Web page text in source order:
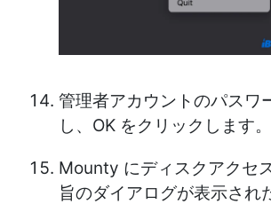
管理者アカウントのパスワ
し、OK をクリックします。
Mounty にディスクアクセ
旨のダイアログが表示され